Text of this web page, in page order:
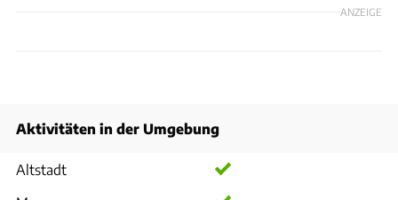
ANZEIGE
Aktivitäten in der Umgebung
Altstadt